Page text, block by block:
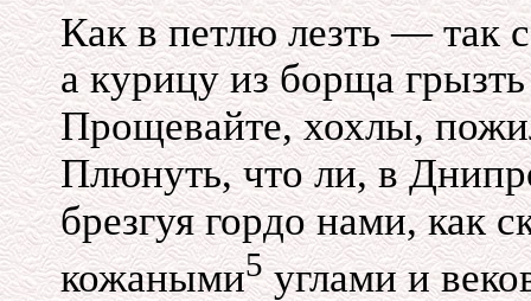
Как в петлю лезть — так
а курицу из борща
Прощевайте, хохлы,
Плюнуть, что ли, в
брезгуя гордо нами, как
кожаными5углами и